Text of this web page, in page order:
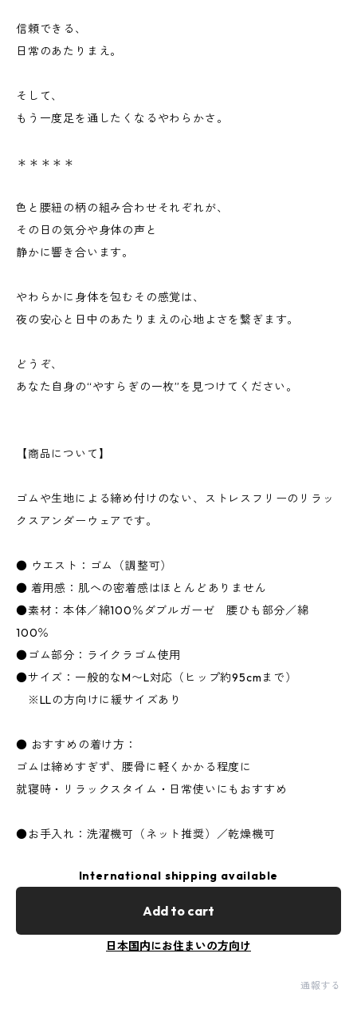
信頼できる、
日常のあたりまえ。
そして、
もう一度足を通したくなるやわらかさ。
＊＊＊＊＊
色と腰紐の柄の組み合わせそれぞれが、
その日の気分や身体の声と
静かに響き合います。
やわらかに身体を包むその感覚は、
夜の安心と日中のあたりまえの心地よさを繋ぎます。
どうぞ、
あなた自身の“やすらぎの一枚”を見つけてください。
【商品について】
ゴムや生地による締め付けのない、ストレスフリーのリラッ
クスアンダーウェアです。
● ウエスト：ゴム（調整可）
● 着用感：肌への密着感はほとんどありません
●素材：本体／綿100％ダブルガーゼ 腰ひも部分／綿
100％
●ゴム部分：ライクラゴム使用
●サイズ：一般的なM〜L対応（ヒップ約95cmまで）
※LLの方向けに緩サイズあり
● おすすめの着け方：
ゴムは締めすぎず、腰骨に軽くかかる程度に
就寝時・リラックスタイム・日常使いにもおすすめ
●お手入れ：洗濯機可（ネット推奨）／乾燥機可
International shipping available
Add to cart
日本国内にお住まいの方向け
通報する